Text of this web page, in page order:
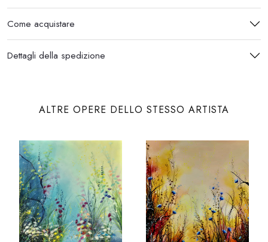
Come acquistare
Dettagli della spedizione
ALTRE OPERE DELLO STESSO ARTISTA